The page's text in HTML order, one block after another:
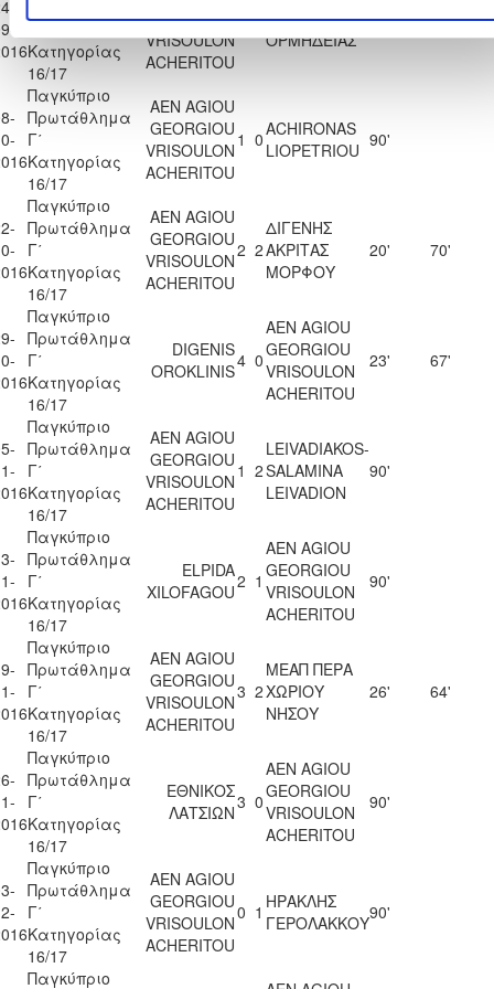
Γ΄
Κατηγορίας
16/17
GEORGIOU
VRISOULON
ACHERITOU
0 0Π.Ο.
ΟΡΜΗΔΕΙΑΣ 90'
Παγκύπριο
Πρωτάθλημα
Γ΄
Κατηγορίας
16/17
AEN AGIOU
GEORGIOU
VRISOULON
ACHERITOU
1 0ACHIRONAS
LIOPETRIOU 90'
Παγκύπριο
Πρωτάθλημα
Γ΄
Κατηγορίας
16/17
AEN AGIOU
GEORGIOU
VRISOULON
ACHERITOU
2 2
ΔΙΓΕΝΗΣ
ΑΚΡΙΤΑΣ
ΜΟΡΦΟΥ
20' 70'
Παγκύπριο
Πρωτάθλημα
Γ΄
Κατηγορίας
16/17
DIGENIS
OROKLINIS4 0
AEN AGIOU
GEORGIOU
VRISOULON
ACHERITOU
23' 67'
Παγκύπριο
Πρωτάθλημα
Γ΄
Κατηγορίας
16/17
AEN AGIOU
GEORGIOU
VRISOULON
ACHERITOU
1 2
LEIVADIAKOS-
SALAMINA
LEIVADION
90'
Παγκύπριο
Πρωτάθλημα
Γ΄
Κατηγορίας
16/17
ELPIDA
XILOFAGOU2 1
AEN AGIOU
GEORGIOU
VRISOULON
ACHERITOU
90'
Παγκύπριο
Πρωτάθλημα
Γ΄
Κατηγορίας
16/17
AEN AGIOU
GEORGIOU
VRISOULON
ACHERITOU
3 2
ΜΕΑΠ ΠΕΡΑ
ΧΩΡΙΟΥ
ΝΗΣΟΥ
26' 64'
Παγκύπριο
Πρωτάθλημα
Γ΄
Κατηγορίας
16/17
ΕΘΝΙΚΟΣ
ΛΑΤΣΙΩΝ3 0
AEN AGIOU
GEORGIOU
VRISOULON
ACHERITOU
90'
Παγκύπριο
Πρωτάθλημα
Γ΄
Κατηγορίας
16/17
AEN AGIOU
GEORGIOU
VRISOULON
ACHERITOU
0 1 ΗΡΑΚΛΗΣ
ΓΕΡΟΛΑΚΚΟΥ90'
Παγκύπριο